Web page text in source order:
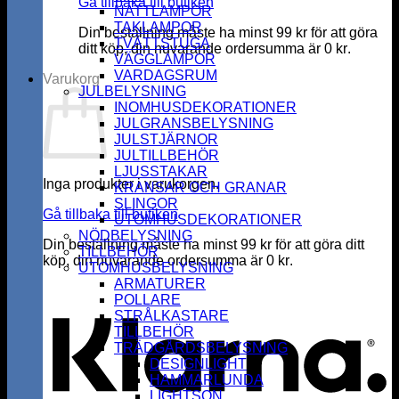
Din beställning måste ha minst99 kr för att göra
ditt köp, din nuvarande ordersumma är 0 kr.
Varukorg
Inga produkter i varukorgen.
Gå tillbaka till butiken
Din beställning måste ha minst99 kr för att göra ditt
köp, din nuvarande ordersumma är 0 kr.
NATTLAMPOR
TAKLAMPOR
TVÄTTSTUGA
VÄGGLAMPOR
VARDAGSRUM
JULBELYSNING
INOMHUSDEKORATIONER
JULGRANSBELYSNING
JULSTJÄRNOR
JULTILLBEHÖR
LJUSSTAKAR
KRANSAR OCH GRANAR
SLINGOR
UTOMHUSDEKORATIONER
NÖDBELYSNING
TILLBEHÖR
UTOMHUSBELYSNING
ARMATURER
POLLARE
STRÅLKASTARE
TILLBEHÖR
TRÄDGÅRDSBELYSNING
DESIGNLIGHT
HAMMARLUNDA
LIGHTSON